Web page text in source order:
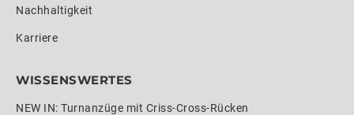
Nachhaltigkeit
Karriere
WISSENSWERTES
NEW IN: Turnanzüge mit Criss-Cross-Rücken